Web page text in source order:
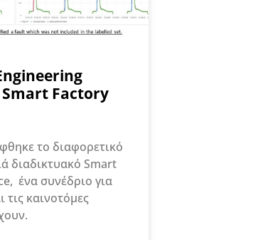
Factory
το διαφορετικό
διαδικτυακό Smart
ένα συνέδριο για
τις καινοτόμες